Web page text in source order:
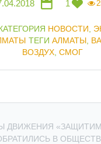
1
НОВОСТИ
ТЕГИ АЛМАТЫ
ВОЗДУХ СМОГ
ДВИЖЕНИЯ
В